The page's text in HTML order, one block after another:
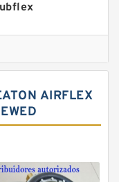
AIRFLEX